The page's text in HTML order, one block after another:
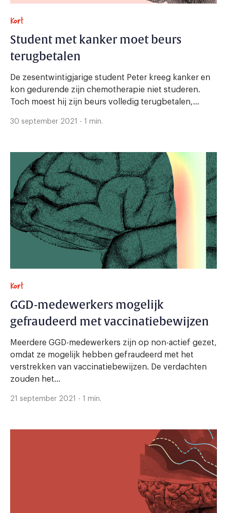
Kort
Student met kanker moet beurs
terugbetalen
De zesentwintigjarige student Peter kreeg kanker en
kon gedurende zijn chemotherapie niet studeren.
Toch moest hij zijn beurs volledig terugbetalen,...
30 september 2021 - 1 min.
Kort
GGD-medewerkers mogelijk
gefraudeerd met vaccinatiebewijzen
Meerdere GGD-medewerkers zijn op non-actief gezet,
omdat ze mogelijk hebben gefraudeerd met het
verstrekken van vaccinatiebewijzen. De verdachten
zouden het...
21 september 2021 - 1 min.